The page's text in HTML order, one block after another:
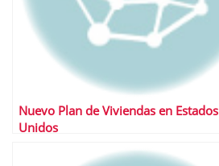
Nuevo Plan de Viviendas en Estados
Unidos